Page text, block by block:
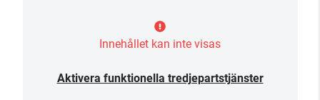
Innehållet kan inte visas
Aktivera funktionella tredjepartstjänster